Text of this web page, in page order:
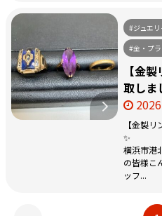
#ジュエリ
#金・プ
【金
取しま
【金製
✨
横浜市港
の皆様こ
ッフ...